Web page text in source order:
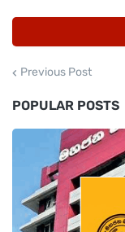
Previous Post
POPULAR POSTS